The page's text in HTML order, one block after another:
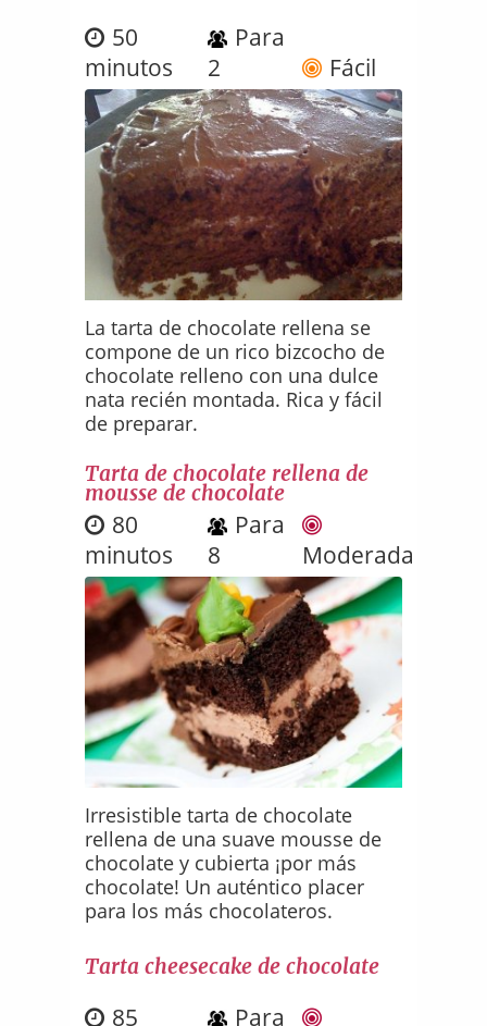
50
minutos
Para
2
Fácil
La tarta de chocolate rellena se
compone de un rico bizcocho de
chocolate relleno con una dulce
nata recién montada. Rica y fácil
de preparar.
Tarta de chocolate rellena de
mousse de chocolate
80
minutos
Para
8
Moderada
Irresistible tarta de chocolate
rellena de una suave mousse de
chocolate y cubierta ¡por más
chocolate! Un auténtico placer
para los más chocolateros.
Tarta cheesecake de chocolate
85
Para